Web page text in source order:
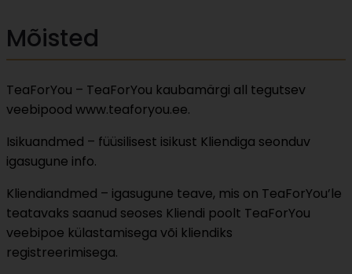
Mõisted
TeaForYou – TeaForYou kaubamärgi all tegutsev
veebipood www.teaforyou.ee.
Isikuandmed – füüsilisest isikust Kliendiga seonduv
igasugune info.
Kliendiandmed – igasugune teave, mis on TeaForYou’le
teatavaks saanud seoses Kliendi poolt TeaForYou
veebipoe külastamisega või kliendiks
registreerimisega.